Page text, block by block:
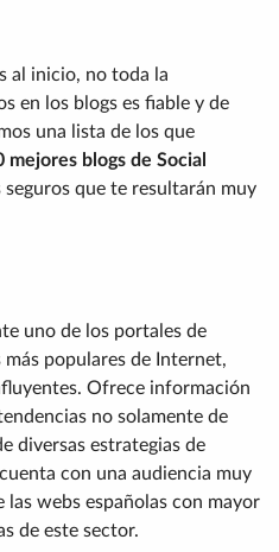
al inicio, no toda la
en los blogs es fiable y de
una lista de los que
mejores blogs de Social
seguros que te resultarán muy
uno de los portales de
populares de Internet,
Ofrece información
no solamente de
diversas estrategias de
con una audiencia muy
webs españolas con mayor
de este sector.